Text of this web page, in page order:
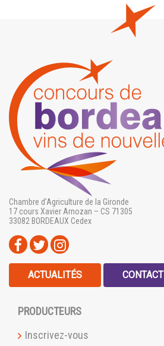
Chambre d’Agriculture de la Gironde
17 cours Xavier Arnozan – CS 71305
33082 BORDEAUX Cedex
ACTUALITÉS CONTACT
PRODUCTEURS
Inscrivez-vous